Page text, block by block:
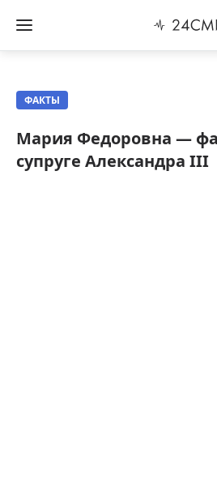
ФАКТЫ
Мария Федоровна —
супруге Александра III